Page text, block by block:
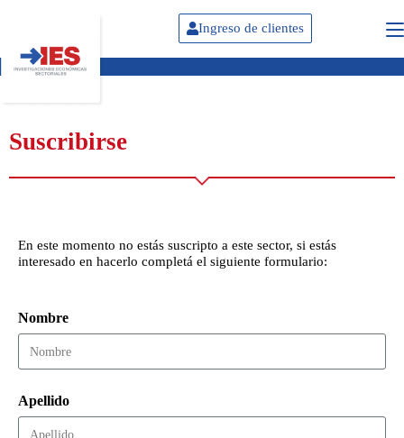
Ingreso de clientes
Suscribirse
En este momento no estás suscripto a este sector, si estás
interesado en hacerlo completá el siguiente formulario:
Nombre
Apellido